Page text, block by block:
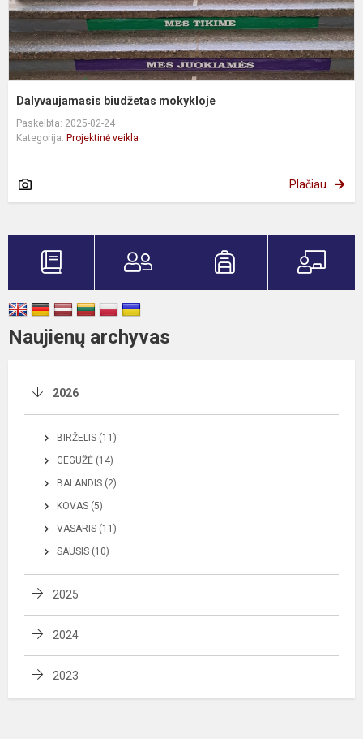
Dalyvaujamasis biudžetas mokykloje
Paskelbta: 2025-02-24
Kategorija: Projektinė veikla
Plačiau
Naujienų archyvas
2026
BIRŽELIS (11)
GEGUŽĖ (14)
BALANDIS (2)
KOVAS (5)
VASARIS (11)
SAUSIS (10)
2025
2024
2023